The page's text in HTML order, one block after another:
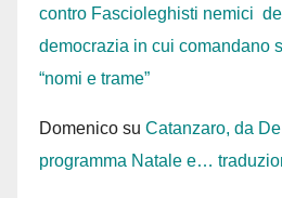
contro Fascioleghisti nemici
democrazia in cui comandano
“nomi e trame”
Domenico su Catanzaro, da
programma Natale e…